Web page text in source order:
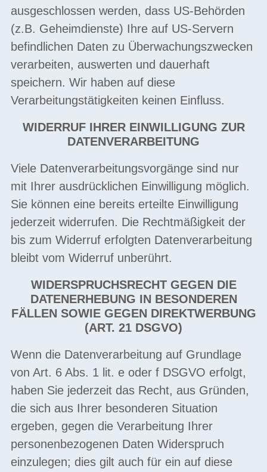
ausgeschlossen werden, dass US-Behörden
(z.B. Geheimdienste) Ihre auf US-Servern
befindlichen Daten zu Überwachungszwecken
verarbeiten, auswerten und dauerhaft
speichern. Wir haben auf diese
Verarbeitungstätigkeiten keinen Einfluss.
WIDERRUF IHRER EINWILLIGUNG ZUR
DATENVERARBEITUNG
Viele Datenverarbeitungsvorgänge sind nur
mit Ihrer ausdrücklichen Einwilligung möglich.
Sie können eine bereits erteilte Einwilligung
jederzeit widerrufen. Die Rechtmäßigkeit der
bis zum Widerruf erfolgten Datenverarbeitung
bleibt vom Widerruf unberührt.
WIDERSPRUCHSRECHT GEGEN DIE
DATENERHEBUNG IN BESONDEREN
FÄLLEN SOWIE GEGEN DIREKTWERBUNG
(ART. 21 DSGVO)
Wenn die Datenverarbeitung auf Grundlage
von Art. 6 Abs. 1 lit. e oder f DSGVO erfolgt,
haben Sie jederzeit das Recht, aus Gründen,
die sich aus Ihrer besonderen Situation
ergeben, gegen die Verarbeitung Ihrer
personenbezogenen Daten Widerspruch
einzulegen; dies gilt auch für ein auf diese